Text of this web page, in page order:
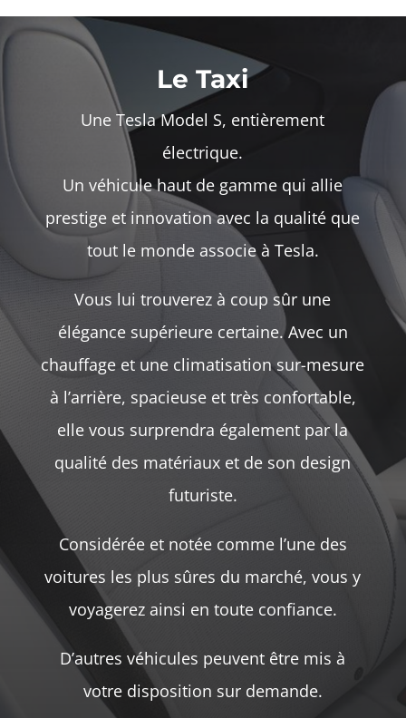
Le Taxi
Une Tesla Model S, entièrement
électrique.
Un véhicule haut de gamme qui allie
prestige et innovation avec la qualité que
tout le monde associe à Tesla.
Vous lui trouverez à coup sûr une
élégance supérieure certaine. Avec un
chauffage et une climatisation sur-mesure
à l’arrière, spacieuse et très confortable,
elle vous surprendra également par la
qualité des matériaux et de son design
futuriste.
Considérée et notée comme l’une des
voitures les plus sûres du marché, vous y
voyagerez ainsi en toute confiance.
D’autres véhicules peuvent être mis à
votre disposition sur demande.